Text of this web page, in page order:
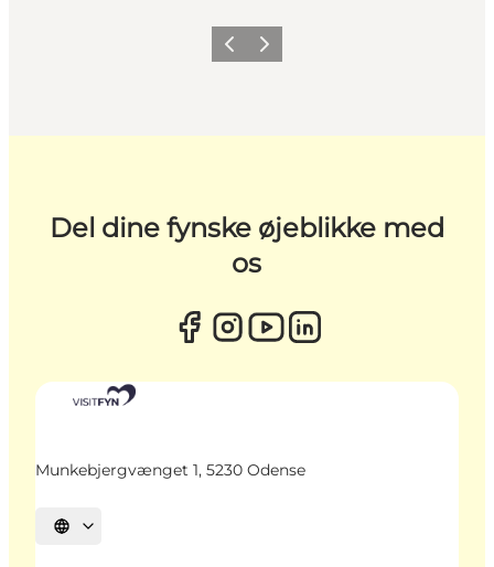
ForrigeNæste
Del dine fynske øjeblikke med
os
Munkebjergvænget 1, 5230 Odense
Vælg sprog